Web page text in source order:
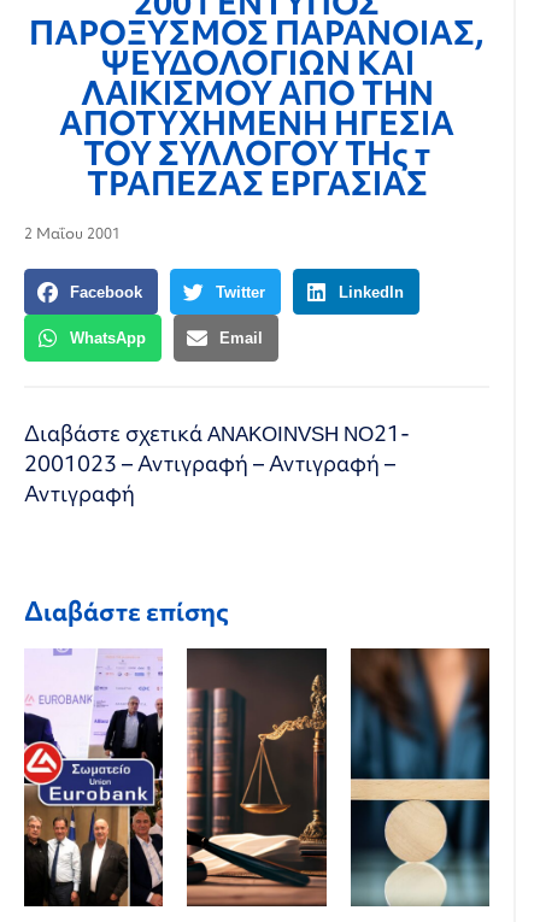
ΠΑΡΟΞΥΣΜΟΣ ΠΑΡΑΝΟΙΑΣ,
ΨΕΥΔΟΛΟΓΙΩΝ ΚΑΙ
ΛΑΙΚΙΣΜΟΥ ΑΠΟ ΤΗΝ
ΑΠΟΤΥΧΗΜΕΝΗ ΗΓΕΣΙΑ
ΤΟΥ ΣΥΛΛΟΓΟΥ ΤΗς τ
ΤΡΑΠΕΖΑΣ ΕΡΓΑΣΙΑΣ
2 Μαΐου 2001
Facebook Twitter LinkedIn
WhatsApp Email
Διαβάστε σχετικάANAKOINVSH NO21-
2001023 – Αντιγραφή – Αντιγραφή –
Αντιγραφή
Διαβάστε επίσης